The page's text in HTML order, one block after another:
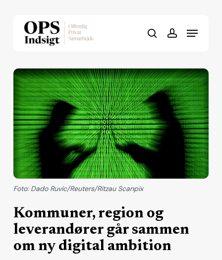
searchaccount
Menu
Kommuner, region og
leverandører går sammen
om ny digital ambition
Foto: Dado Ruvic/Reuters/Ritzau Scanpix
Close